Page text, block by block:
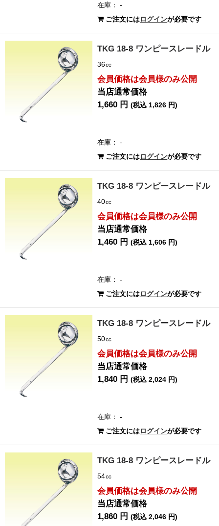
在庫： -
ご注文にはログインが必要です
TKG 18-8 ワンピースレードル
36㏄
会員価格は会員様のみ公開
当店通常価格
1,660 円(税込 1,826 円)
在庫： -
ご注文にはログインが必要です
TKG 18-8 ワンピースレードル
40㏄
会員価格は会員様のみ公開
当店通常価格
1,460 円(税込 1,606 円)
在庫： -
ご注文にはログインが必要です
TKG 18-8 ワンピースレードル
50㏄
会員価格は会員様のみ公開
当店通常価格
1,840 円(税込 2,024 円)
在庫： -
ご注文にはログインが必要です
TKG 18-8 ワンピースレードル
54㏄
会員価格は会員様のみ公開
当店通常価格
1,860 円(税込 2,046 円)